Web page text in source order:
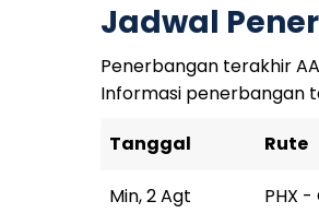
Jadwal
Penerbangan terakhir
Informasi penerbangan
Tanggal
Rute
Min, 2 Agt PHX -